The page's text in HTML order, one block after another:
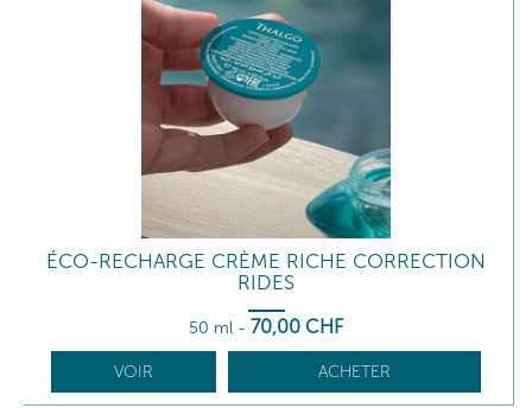
ÉCO-RECHARGE CRÈME RICHE CORRECTION
RIDES
50 ml - 70,00 CHF
VOIR ACHETER